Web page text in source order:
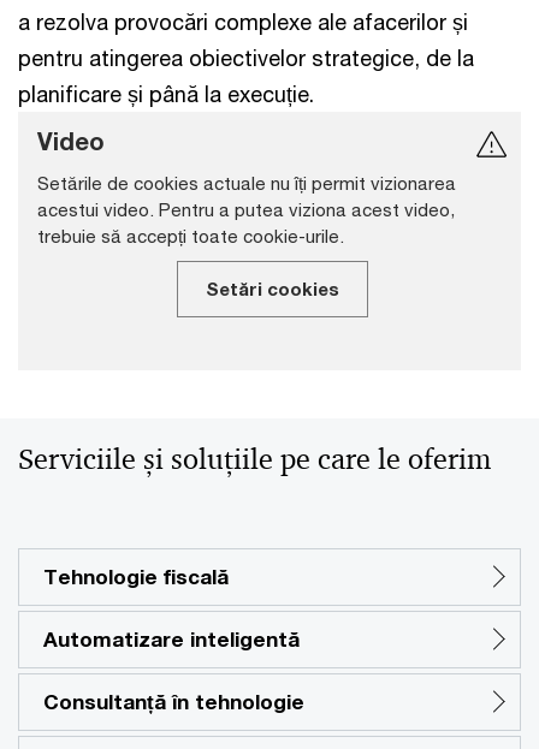
a rezolva provocări complexe ale afacerilor și
pentru atingerea obiectivelor strategice, de la
planificare și până la execuție.
Video
Setările de cookies actuale nu îți permit vizionarea
acestui video. Pentru a putea viziona acest video,
trebuie să accepți toate cookie-urile.
Setări cookies
Serviciile și soluțiile pe care le oferim
Tehnologie fiscală
Automatizare inteligentă
Consultanță în tehnologie